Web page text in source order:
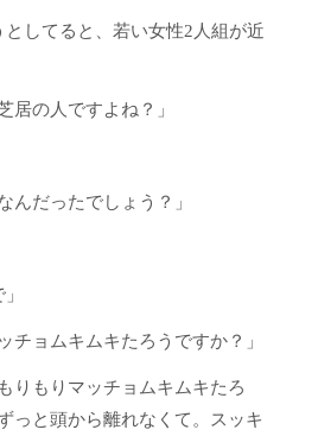
してると、若い女性2人組が近
居の人ですよね？」
んだったでしょう？」
チョムキムキたろうですか？」
りもりマッチョムキムキたろ
っと頭から離れなくて。スッキ